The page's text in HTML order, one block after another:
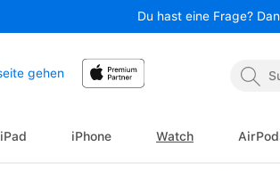
Du hast eine Frage?
iPad iPhone Watch